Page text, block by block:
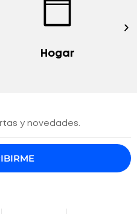
Exhibidoras